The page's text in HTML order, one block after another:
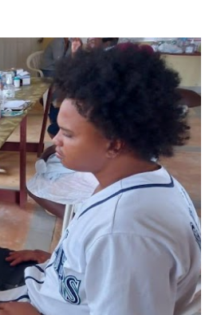
la Presidencia de la Suprema
califica de ineficiente la gestión
la oportunidad histórica de
avenida Abraham Lincoln y
apagones en Santo
Tensión en la Fernández
la región Este
la región Este